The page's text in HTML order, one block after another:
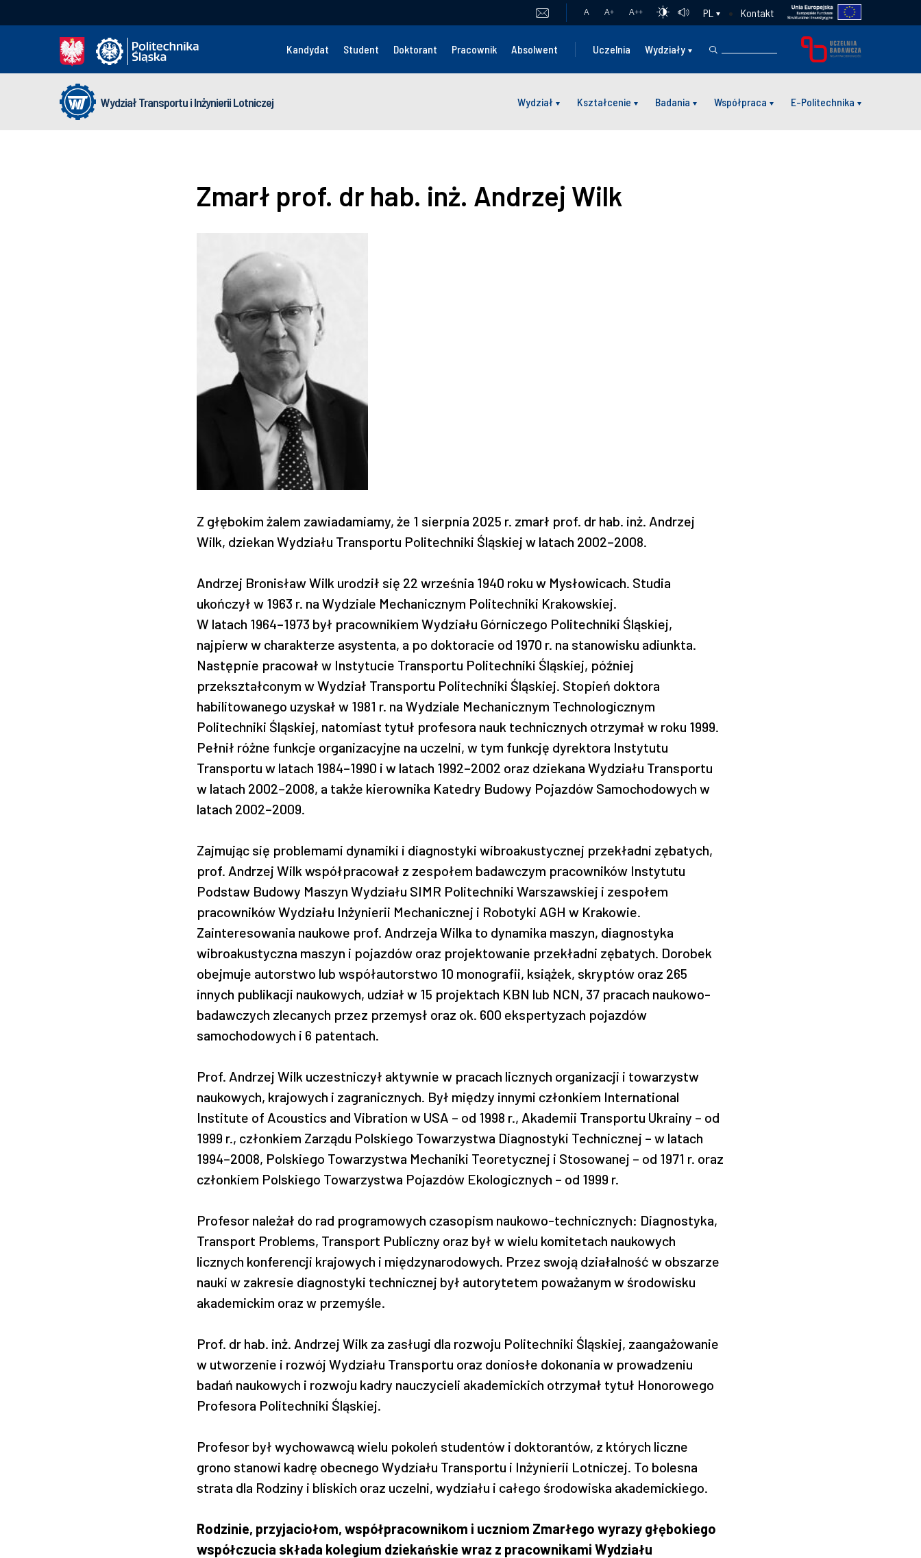
A A+ A++ PL Kontakt
Kandydat Student Doktorant Pracownik Absolwent Uczelnia Wydziały
Wydział Transportu i Inżynierii Lotniczej Wydział Kształcenie Badania Współpraca E-Politechnika
Zmarł prof. dr hab. inż. Andrzej Wilk
Z głębokim żalem zawiadamiamy, że 1 sierpnia 2025 r. zmarł prof. dr hab. inż. Andrzej
Wilk, dziekan Wydziału Transportu Politechniki Śląskiej w latach 2002–2008.
Andrzej Bronisław Wilk urodził się 22 września 1940 roku w Mysłowicach. Studia
ukończył w 1963 r. na Wydziale Mechanicznym Politechniki Krakowskiej.
W latach 1964–1973 był pracownikiem Wydziału Górniczego Politechniki Śląskiej,
najpierw w charakterze asystenta, a po doktoracie od 1970 r. na stanowisku adiunkta.
Następnie pracował w Instytucie Transportu Politechniki Śląskiej, później
przekształconym w Wydział Transportu Politechniki Śląskiej. Stopień doktora
habilitowanego uzyskał w 1981 r. na Wydziale Mechanicznym Technologicznym
Politechniki Śląskiej, natomiast tytuł profesora nauk technicznych otrzymał w roku 1999.
Pełnił różne funkcje organizacyjne na uczelni, w tym funkcję dyrektora Instytutu
Transportu w latach 1984–1990 i w latach 1992–2002 oraz dziekana Wydziału Transportu
w latach 2002–2008, a także kierownika Katedry Budowy Pojazdów Samochodowych w
latach 2002–2009.
Zajmując się problemami dynamiki i diagnostyki wibroakustycznej przekładni zębatych,
prof. Andrzej Wilk współpracował z zespołem badawczym pracowników Instytutu
Podstaw Budowy Maszyn Wydziału SIMR Politechniki Warszawskiej i zespołem
pracowników Wydziału Inżynierii Mechanicznej i Robotyki AGH w Krakowie.
Zainteresowania naukowe prof. Andrzeja Wilka to dynamika maszyn, diagnostyka
wibroakustyczna maszyn i pojazdów oraz projektowanie przekładni zębatych. Dorobek
obejmuje autorstwo lub współautorstwo 10 monografii, książek, skryptów oraz 265
innych publikacji naukowych, udział w 15 projektach KBN lub NCN, 37 pracach naukowo-
badawczych zlecanych przez przemysł oraz ok. 600 ekspertyzach pojazdów
samochodowych i 6 patentach.
Prof. Andrzej Wilk uczestniczył aktywnie w pracach licznych organizacji i towarzystw
naukowych, krajowych i zagranicznych. Był między innymi członkiem International
Institute of Acoustics and Vibration w USA – od 1998 r., Akademii Transportu Ukrainy – od
1999 r., członkiem Zarządu Polskiego Towarzystwa Diagnostyki Technicznej – w latach
1994–2008, Polskiego Towarzystwa Mechaniki Teoretycznej i Stosowanej – od 1971 r. oraz
członkiem Polskiego Towarzystwa Pojazdów Ekologicznych – od 1999 r.
Profesor należał do rad programowych czasopism naukowo-technicznych: Diagnostyka,
Transport Problems, Transport Publiczny oraz był w wielu komitetach naukowych
licznych konferencji krajowych i międzynarodowych. Przez swoją działalność w obszarze
nauki w zakresie diagnostyki technicznej był autorytetem poważanym w środowisku
akademickim oraz w przemyśle.
Prof. dr hab. inż. Andrzej Wilk za zasługi dla rozwoju Politechniki Śląskiej, zaangażowanie
w utworzenie i rozwój Wydziału Transportu oraz doniosłe dokonania w prowadzeniu
badań naukowych i rozwoju kadry nauczycieli akademickich otrzymał tytuł Honorowego
Profesora Politechniki Śląskiej.
Profesor był wychowawcą wielu pokoleń studentów i doktorantów, z których liczne
grono stanowi kadrę obecnego Wydziału Transportu i Inżynierii Lotniczej. To bolesna
strata dla Rodziny i bliskich oraz uczelni, wydziału i całego środowiska akademickiego.
Rodzinie, przyjaciołom, współpracownikom i uczniom Zmarłego wyrazy głębokiego
współczucia składa kolegium dziekańskie wraz z pracownikami Wydziału